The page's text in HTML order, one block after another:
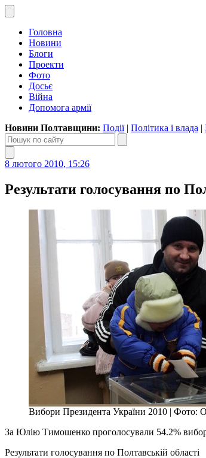
Головна
Новини
Блоги
Проекти
Фото
Досьє
Війна
Допомога армії
Новини Полтавщини: Події| Політика і влада |
8 лютого 2010, 15:26
Результати голосування по
Вибори Президента України 2010 | Фото:
За Юлію Тимошенко проголосували 54.2%
Результати голосування по Полтавській області